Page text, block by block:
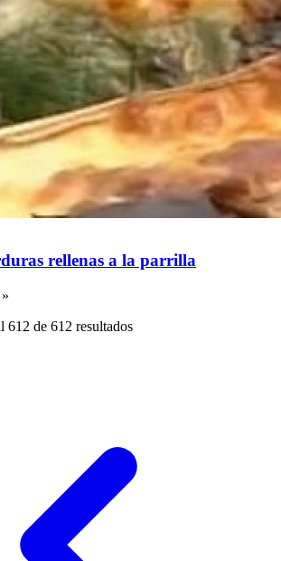
rellenas a la parrilla
612 de 612 resultados